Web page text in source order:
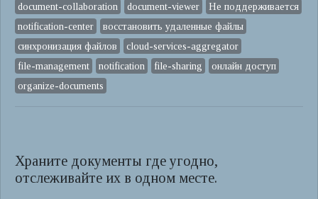
document-collaboration
document-viewer
Не поддерживается
notification-center
восстановить удаленные файлы
синхронизация файлов
cloud-services-aggregator
file-management
notification file-sharing
онлайн доступ
organize-documents
Храните документы где угодно,
отслеживайте их в одном месте.